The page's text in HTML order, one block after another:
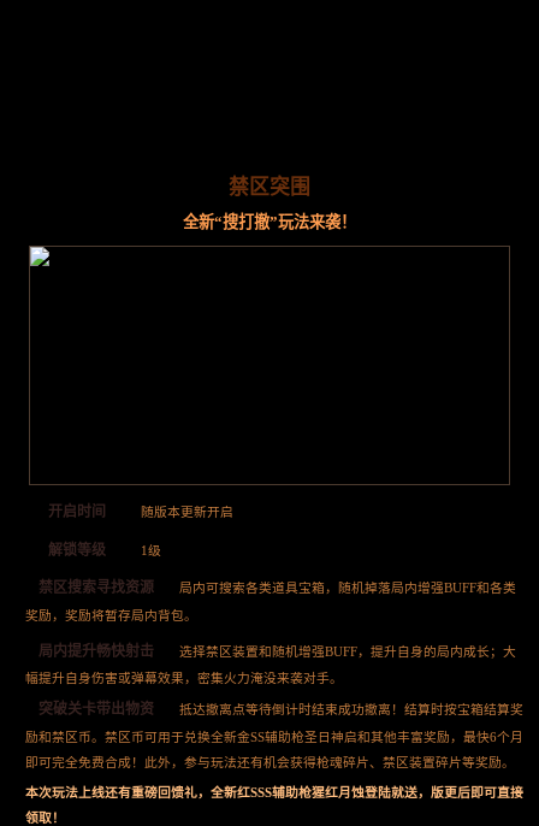
禁区突围
全新“搜打撤”玩法来袭！
开启时间 随版本更新开启
解锁等级 1级
禁区搜索寻找资源
局内可搜索各类道具宝箱，随机掉落局内增强BUFF和各类
奖励，奖励将暂存局内背包。
局内提升畅快射击
选择禁区装置和随机增强BUFF，提升自身的局内成长；大
幅提升自身伤害或弹幕效果，密集火力淹没来袭对手。
突破关卡带出物资
抵达撤离点等待倒计时结束成功撤离！结算时按宝箱结算奖
励和禁区币。禁区币可用于兑换全新金SS辅助枪圣日神启和其他丰富奖励，最快6个月
即可完全免费合成！此外，参与玩法还有机会获得枪魂碎片、禁区装置碎片等奖励。
本次玩法上线还有重磅回馈礼，全新红SSS辅助枪猩红月蚀登陆就送，版更后即可直接
领取！